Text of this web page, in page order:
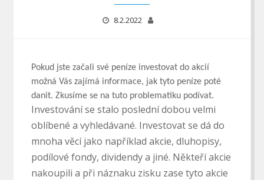
8.2.2022
Pokud jste začali své peníze investovat do akcií
možná Vás zajímá informace, jak tyto peníze poté
danit. Zkusíme se na tuto problematiku podívat.
Investování se stalo poslední dobou velmi
oblíbené a vyhledávané. Investovat se dá do
mnoha věcí jako například akcie, dluhopisy,
podílové fondy, dividendy a jiné. Někteří akcie
nakoupili a při náznaku zisku zase tyto akcie